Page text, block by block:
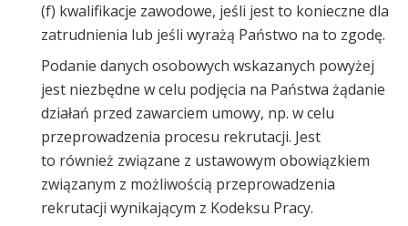
(f) kwalifikacje zawodowe, jeśli jest to konieczne dla
zatrudnienia lub jeśli wyrażą Państwo na to zgodę.
Podanie danych osobowych wskazanych powyżej
jest niezbędne w celu podjęcia na Państwa żądanie
działań przed zawarciem umowy, np. w celu
przeprowadzenia procesu rekrutacji. Jest
to również związane z ustawowym obowiązkiem
związanym z możliwością przeprowadzenia
rekrutacji wynikającym z Kodeksu Pracy.